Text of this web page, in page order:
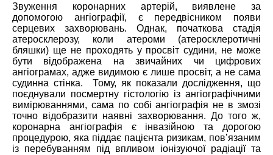
Звуження коронарних артерій, виявлене за
допомогою ангіографії, є передвісником появи
серцевих захворювань. Однак, початкова стадія
атеросклерозу, коли атероми (атеросклеротичні
бляшки) ще не проходять у просвіт судини, не може
бути відображена на звичайних чи цифрових
ангіограмах, адже видимою є лише просвіт, а не сама
судинна стінка. Тому, як показали дослідження, що
поєднували посмертну гістологію із ангіографічними
вимірюваннями, сама по собі ангіографія не в змозі
точно відобразити наявні захворювання. До того ж,
коронарна ангіографія є інвазійною та дорогою
процедурою, яка піддає пацієнта ризикам, пов’язаним
із перебуванням під впливом іонізуючої радіації та